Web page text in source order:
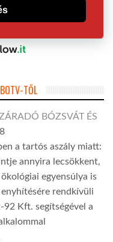
TŐL
BÓZSVÁT ÉS
a tartós aszály miatt:
annyira lecsökkent,
egyensúlya is
rendkívüli
Kft. segítségével a